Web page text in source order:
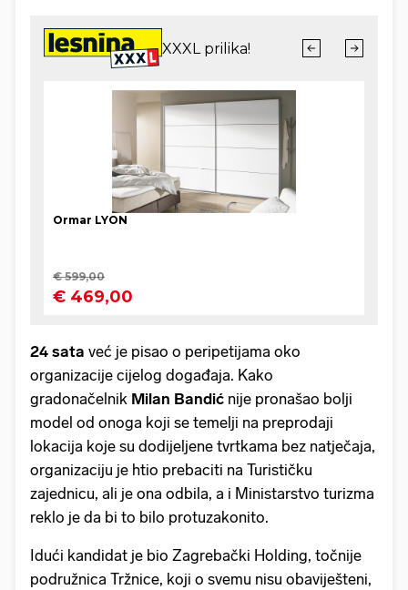
24 sata već je pisao o peripetijama oko
organizacije cijelog događaja. Kako
gradonačelnik Milan Bandić nije pronašao bolji
model od onoga koji se temelji na preprodaji
lokacija koje su dodijeljene tvrtkama bez natječaja,
organizaciju je htio prebaciti na Turističku
zajednicu, ali je ona odbila, a i Ministarstvo turizma
reklo je da bi to bilo protuzakonito.
Idući kandidat je bio Zagrebački Holding, točnije
podružnica Tržnice, koji o svemu nisu obaviješteni,